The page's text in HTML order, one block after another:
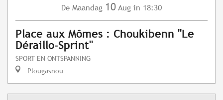
De Maandag 10 Aug in 18:30
Place aux Mômes : Choukibenn "Le
Déraillo-Sprint"
SPORT EN ONTSPANNING
Plougasnou